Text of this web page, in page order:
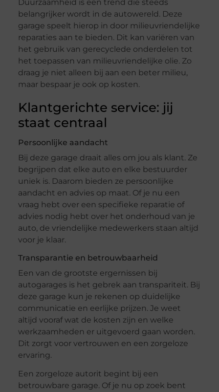
Duurzaamheid is een trend die steeds
belangrijker wordt in de autowereld. Deze
garage speelt hierop in door milieuvriendelijke
reparaties aan te bieden. Dit kan variëren van
het gebruik van gerecyclede onderdelen tot
het toepassen van milieuvriendelijke olie. Zo
draag je niet alleen bij aan een beter milieu,
maar bespaar je ook op kosten.
Klantgerichte service: jij
staat centraal
Persoonlijke aandacht
Bij deze garage draait alles om jou als klant. Ze
begrijpen dat elke auto en elke bestuurder
uniek is. Daarom bieden ze persoonlijke
aandacht en advies op maat. Of je nu een
vraag hebt over een specifieke reparatie of
advies nodig hebt over het onderhoud van je
auto, de vriendelijke medewerkers staan altijd
voor je klaar.
Transparantie en betrouwbaarheid
Een van de grootste ergernissen bij
autogarages is het gebrek aan transpariteit. Bij
deze garage kun je rekenen op duidelijke
communicatie en eerlijke prijzen. Je weet
altijd vooraf wat de kosten zijn en welke
werkzaamheden er uitgevoerd gaan worden.
Dit zorgt voor vertrouwen en een zorgeloze
ervaring.
Een zorgeloze autorit begint bij een
betrouwbare garage. Of je nu op zoek bent